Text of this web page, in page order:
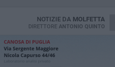
NOTIZIE DA MOLFETTA
DIRETTORE ANTONIO QUINTO